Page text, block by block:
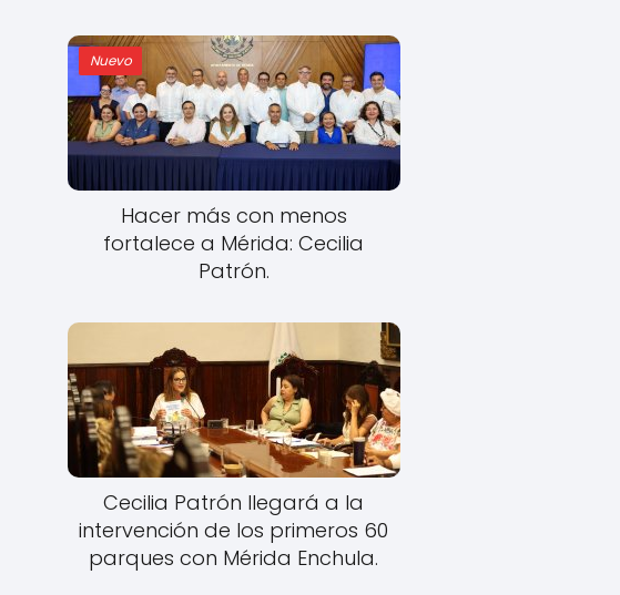
Nuevo
Hacer más con menos
fortalece a Mérida: Cecilia
Patrón.
Cecilia Patrón llegará a la
intervención de los primeros 60
parques con Mérida Enchula.